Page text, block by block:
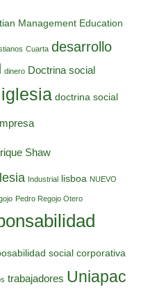
Management Education
Cuarta desarrollo
dinero Doctrina social
doctrina social
Shaw
Industrial lisboa NUEVO
Pedro Regojo Otero
social corporativa
trabajadores Uniapac